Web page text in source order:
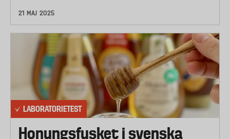
21 MAJ 2025
LABORATORIETEST
Honungsfusket i svenska